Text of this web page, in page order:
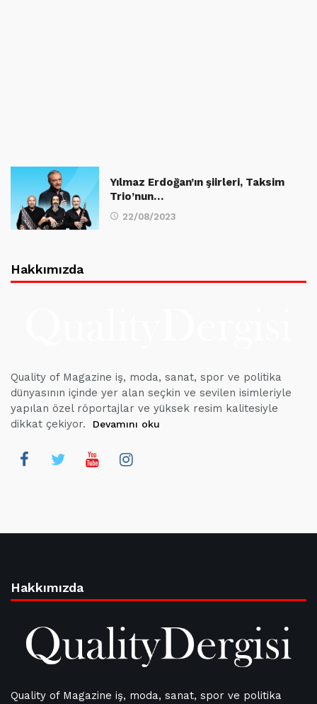
Yılmaz Erdoğan’ın şiirleri, Taksim
Trio’nun…
22/08/2023
Hakkımızda
Quality of Magazine iş, moda, sanat, spor ve politika
dünyasının içinde yer alan seçkin ve sevilen isimleriyle
yapılan özel röportajlar ve yüksek resim kalitesiyle
dikkat çekiyor.
Devamını oku
Hakkımızda
Quality of Magazine iş, moda, sanat, spor ve politika